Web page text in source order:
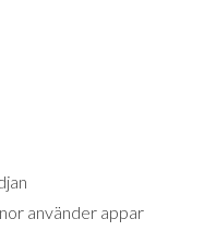
använder appar